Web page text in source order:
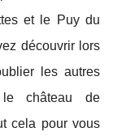
et le Puy du
découvrir lors
les autres
château de
cela pour vous